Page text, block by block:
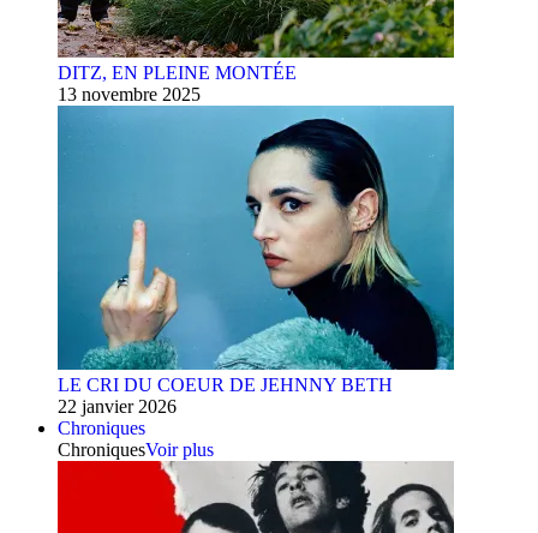
DITZ, EN PLEINE MONTÉE
13 novembre 2025
LE CRI DU COEUR DE JEHNNY BETH
22 janvier 2026
Chroniques
ChroniquesVoir plus